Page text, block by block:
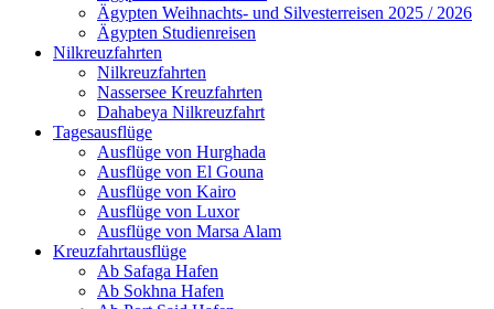
Ägypten Weihnachts- und Silvesterreisen 2025 / 2026
Ägypten Studienreisen
Nilkreuzfahrten
Nilkreuzfahrten
Nassersee Kreuzfahrten
Dahabeya Nilkreuzfahrt
Tagesausflüge
Ausflüge von Hurghada
Ausflüge von El Gouna
Ausflüge von Kairo
Ausflüge von Luxor
Ausflüge von Marsa Alam
Kreuzfahrtausflüge
Ab Safaga Hafen
Ab Sokhna Hafen